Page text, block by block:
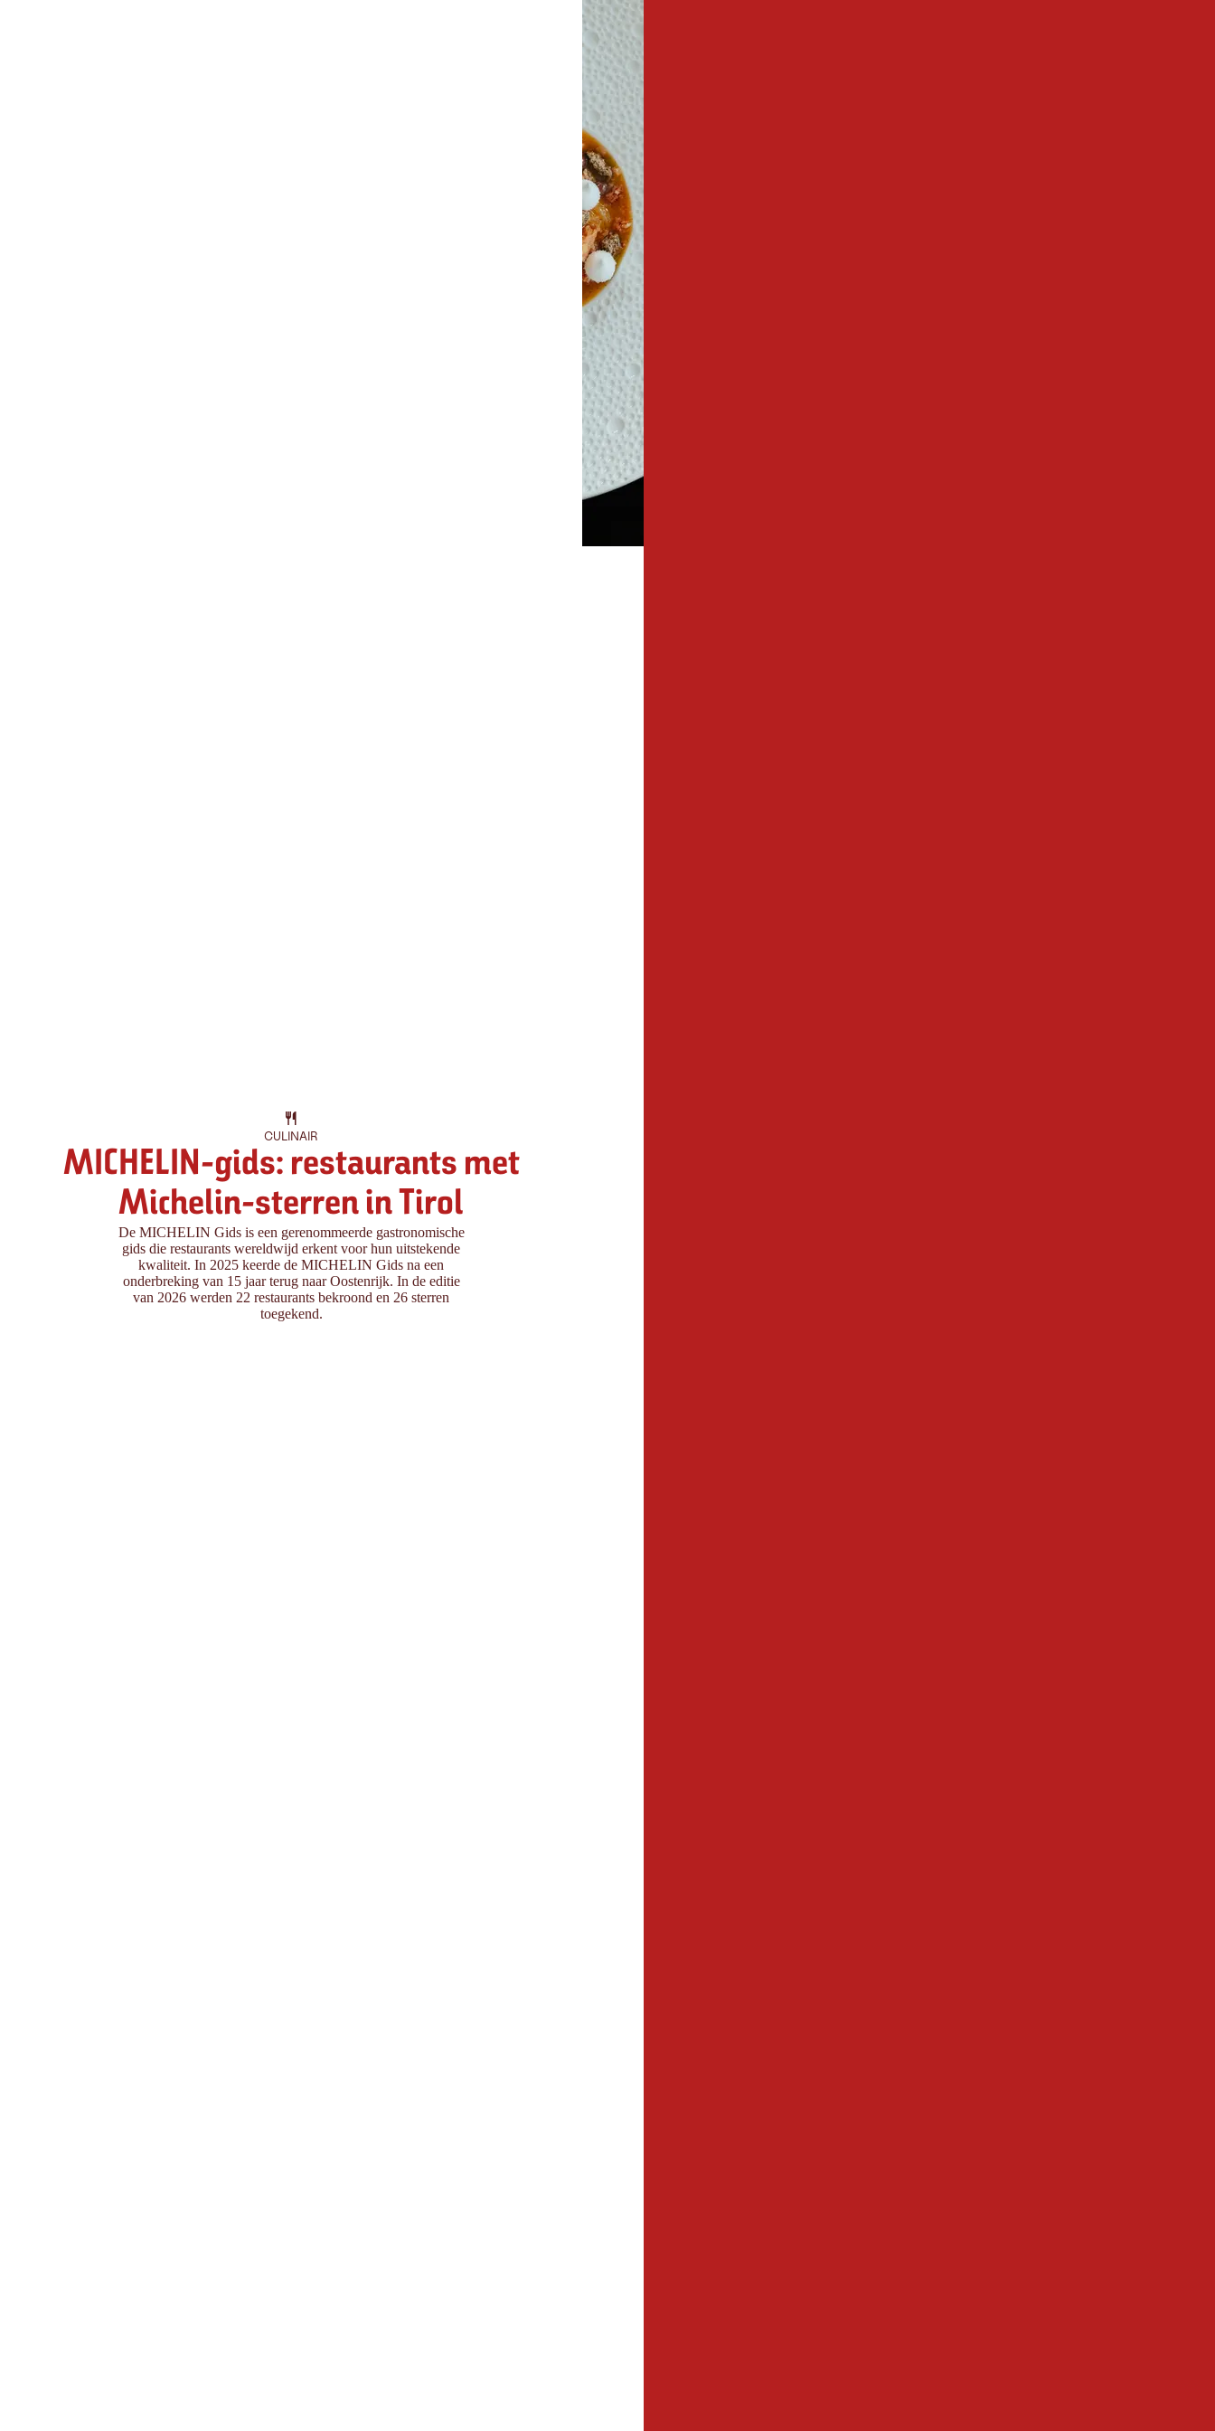
CULINAIR
MICHELIN-gids: restaurants met
Michelin-sterren in Tirol
De MICHELIN Gids is een gerenommeerde gastronomische
gids die restaurants wereldwijd erkent voor hun uitstekende
kwaliteit. In 2025 keerde de MICHELIN Gids na een
onderbreking van 15 jaar terug naar Oostenrijk. In de editie
van 2026 werden 22 restaurants bekroond en 26 sterren
toegekend.